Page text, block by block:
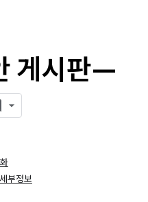
게시판—
부정보